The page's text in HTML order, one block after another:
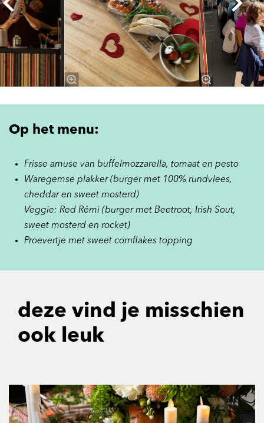
Op het menu:
Frisse amuse van buffelmozzarella, tomaat en pesto
Waregemse plakker (burger met 100% rundvlees,
cheddar en sweet mosterd)
Veggie: Red Rémi (burger met Beetroot, Irish Sout,
sweet mosterd en rocket)
Proevertje met sweet cornflakes topping
deze vind je misschien
ook leuk